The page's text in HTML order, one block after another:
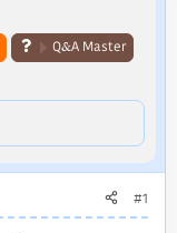
Q&A Master
#1